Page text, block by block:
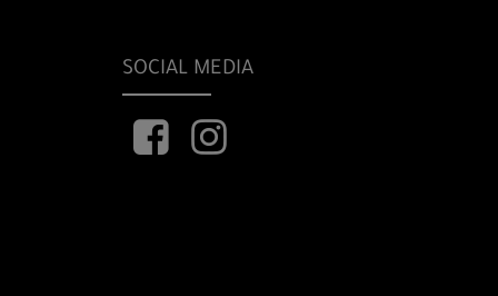
SOCIAL MEDIA